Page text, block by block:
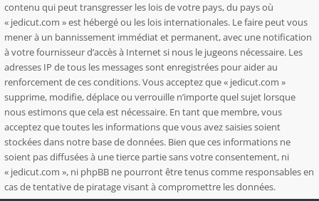
contenu qui peut transgresser les lois de votre pays, du pays où
« jedicut.com » est hébergé ou les lois internationales. Le faire peut vous
mener à un bannissement immédiat et permanent, avec une notification
à votre fournisseur d’accès à Internet si nous le jugeons nécessaire. Les
adresses IP de tous les messages sont enregistrées pour aider au
renforcement de ces conditions. Vous acceptez que « jedicut.com »
supprime, modifie, déplace ou verrouille n’importe quel sujet lorsque
nous estimons que cela est nécessaire. En tant que membre, vous
acceptez que toutes les informations que vous avez saisies soient
stockées dans notre base de données. Bien que ces informations ne
soient pas diffusées à une tierce partie sans votre consentement, ni
« jedicut.com », ni phpBB ne pourront être tenus comme responsables en
cas de tentative de piratage visant à compromettre les données.